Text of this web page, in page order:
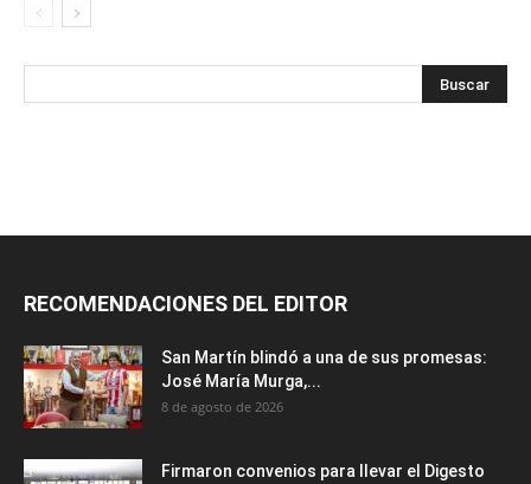
RECOMENDACIONES DEL EDITOR
San Martín blindó a una de sus promesas:
José María Murga,...
8 de agosto de 2026
Firmaron convenios para llevar el Digesto